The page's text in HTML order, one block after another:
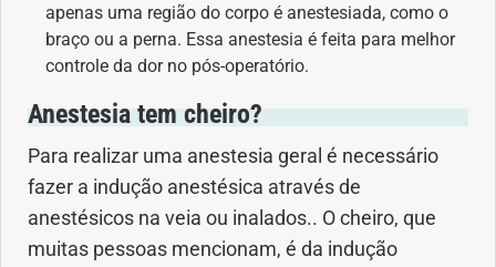
Saúde do idoso
Saúde do nariz
Saúde dos Dentes
Saúde dos olhos
apenas uma região do corpo é anestesiada, como o
braço ou a perna. Essa anestesia é feita para melhor
controle da dor no pós-operatório.
Anestesia tem cheiro?
Para realizar uma anestesia geral é necessário
fazer a indução anestésica através de
anestésicos na veia ou inalados.. O cheiro, que
muitas pessoas mencionam, é da indução